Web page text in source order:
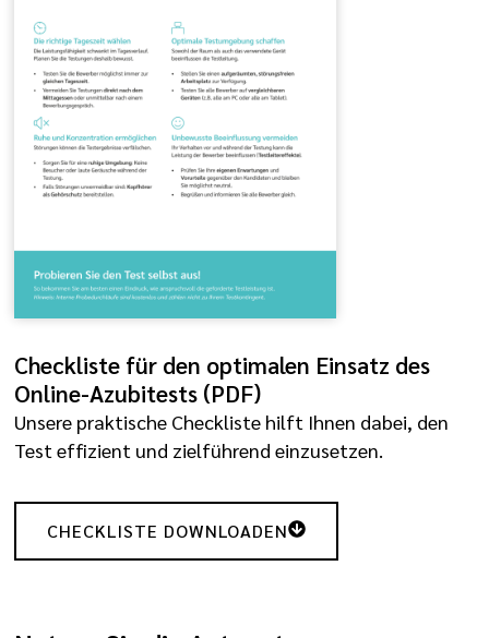
Checkliste für den optimalen Einsatz des
Online-Azubitests (PDF)
Unsere praktische Checkliste hilft Ihnen dabei, den
Test effizient und zielführend einzusetzen.
CHECKLISTE DOWNLOADEN